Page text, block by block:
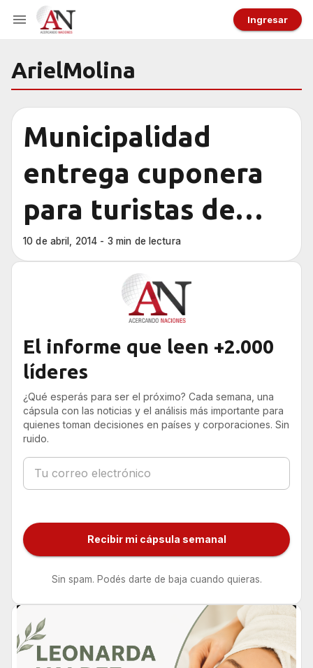
Ingresar
ArielMolina
Municipalidad
entrega cuponera
para turistas de
Semana Santa
10 de abril, 2014 - 3 min de lectura
El informe que leen +2.000
líderes
¿Qué esperás para ser el próximo? Cada semana, una
cápsula con las noticias y el análisis más importante para
quienes toman decisiones en países y corporaciones. Sin
ruido.
Recibir mi cápsula semanal
Sin spam. Podés darte de baja cuando quieras.